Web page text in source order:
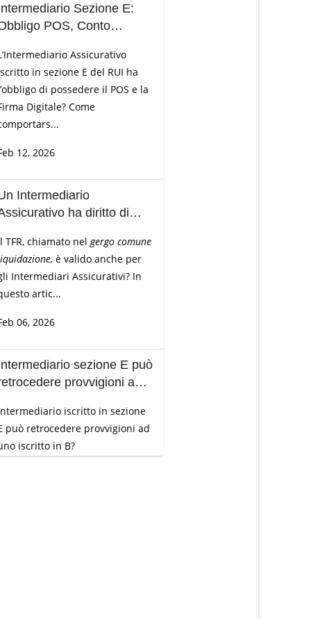
Sezione E:
POS, Conto
Assicurativo
in sezione E del RUI ha
di possedere il POS e la
Digitale? Come
12, 2026
Intermediario
ha diritto di
TFR, chiamato nel gergo comune
è valido anche per
Intermediari Assicurativi? In
artic...
06, 2026
sezione E può
provvigioni ad
iscritto in sezione
può retrocedere provvigioni ad
iscritto in B?